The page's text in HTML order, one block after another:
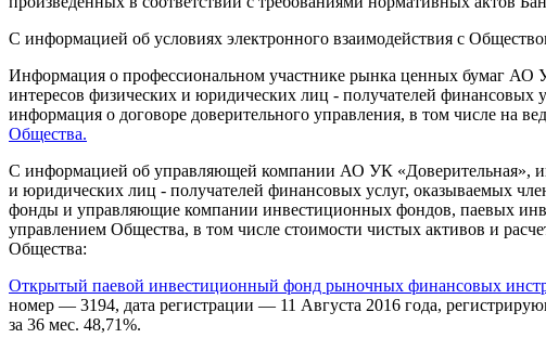
С информацией об условиях электронного взаимодействия с
Информация о профессиональном участнике рынка ценных бумаг АО
интересов физических и юридических лиц - получателей
информация о договоре доверительного управления, в том числе на
Общества.
С информацией об управляющей компании АО УК «Доверительная»,
и юридических лиц - получателей финансовых услуг, оказываемых
фонды и управляющие компании инвестиционных фондов, паевых
управлением Общества, в том числе стоимости чистых активов и
Общества:
Открытый паевой инвестиционный фонд рыночных финансовых
номер — 3194, дата регистрации — 11 Августа 2016 года,
за 36 мес. 48,71%.